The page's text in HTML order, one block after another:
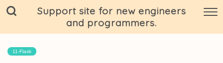
Support site for new engineers
and programmers.
11-Flask